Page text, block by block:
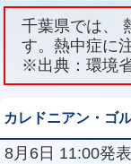
千葉県では、
す。熱中症に
※出典：環境
カレドニアン・ゴ
8月6日 11:00発表